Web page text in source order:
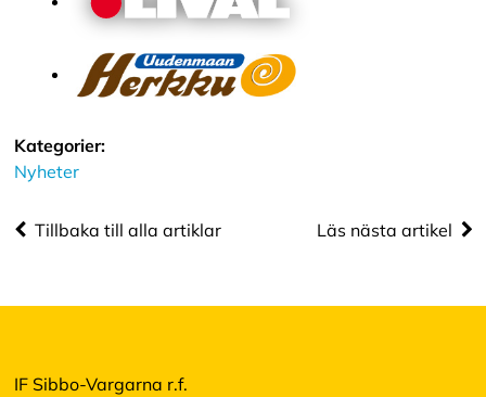
Kategorier:
Nyheter
Tillbaka till alla artiklar Läs nästa artikel
IF Sibbo-Vargarna r.f.